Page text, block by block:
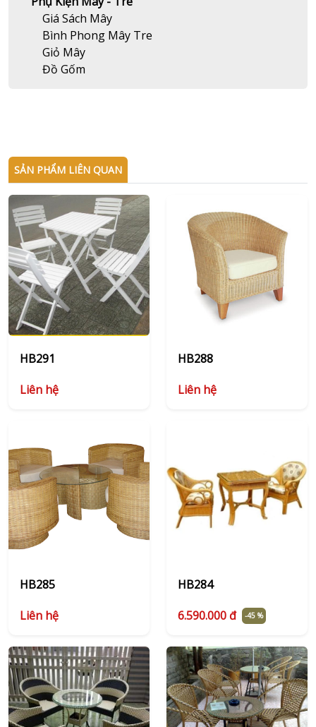
Giá Sách Mây
Bình Phong Mây Tre
Giỏ Mây
Đồ Gốm
SẢN PHẨM LIÊN QUAN
HB291
Liên hệ
HB288
Liên hệ
HB285
Liên hệ
HB284
6.590.000 đ
-45 %